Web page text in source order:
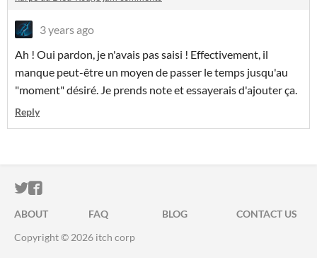
3 years ago
Ah ! Oui pardon, je n'avais pas saisi ! Effectivement, il
manque peut-être un moyen de passer le temps jusqu'au
"moment" désiré. Je prends note et essayerais d'ajouter ça.
Reply
ITCH.IO ON TWITTER
ITCH.IO ON FACEBOOK
ABOUT FAQ BLOG
CONTACT US
Copyright © 2026 itch corp